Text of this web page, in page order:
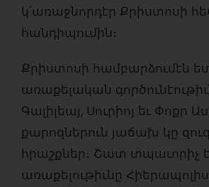
կ՛առաջնորդէր Քրիստոսի
հանդիպումին։
Քրիստոսի համբարձումէն
առաքելական
Գալիլեայ, Սուրիոյ եւ Փոքր
քարոզներուն յաճախ կը
հրաշքներ։ Շատ տպաւորիչ
առաքելութիւնը